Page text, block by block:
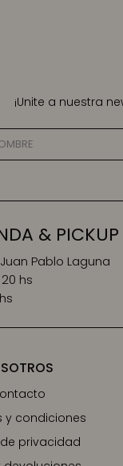
y condiciones
privacidad
¡Unite a nuestra
& PICKUP
Pablo Laguna
hs